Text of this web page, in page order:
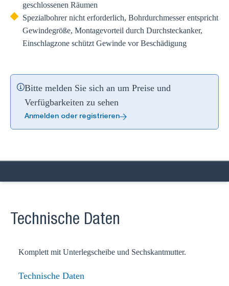
geschlossenen Räumen
Spezialbohrer nicht erforderlich, Bohrdurchmesser entspricht
Gewindegröße, Montagevorteil durch Durchsteckanker,
Einschlagzone schützt Gewinde vor Beschädigung
Bitte melden Sie sich an um Preise und
Verfügbarkeiten zu sehen
Anmelden oder registrieren
Technische Daten
Komplett mit Unterlegscheibe und Sechskantmutter.
Technische Daten